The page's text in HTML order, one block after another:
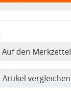
Auf den Merkzettel
Artikel vergleichen